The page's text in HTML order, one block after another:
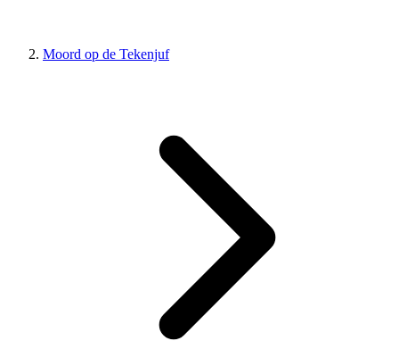
Moord op de Tekenjuf